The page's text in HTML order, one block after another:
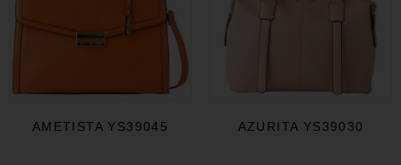
AMETISTA YS39045 AZURITA YS39030